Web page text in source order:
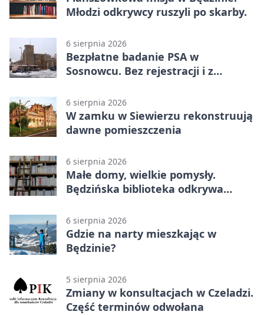
Młodzi odkrywcy ruszyli po skarby.
6 sierpnia 2026
Bezpłatne badanie PSA w
Sosnowcu. Bez rejestracji i z
6 sierpnia 2026
W zamku w Siewierzu rekonstruują
dawne pomieszczenia
6 sierpnia 2026
Małe domy, wielkie pomysły.
Będzińska biblioteka odkrywa
6 sierpnia 2026
Gdzie na narty mieszkając w
Będzinie?
5 sierpnia 2026
Zmiany w konsultacjach w Czeladzi.
Część terminów odwołana